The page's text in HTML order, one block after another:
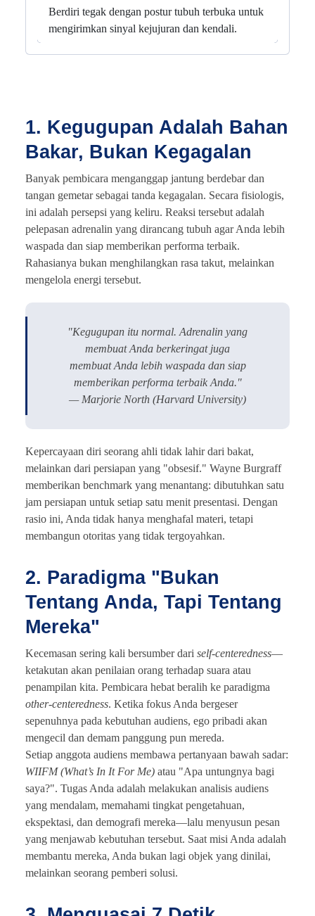
Berdiri tegak dengan postur tubuh terbuka untuk
mengirimkan sinyal kejujuran dan kendali.
1. Kegugupan Adalah Bahan
Bakar, Bukan Kegagalan
Banyak pembicara menganggap jantung berdebar dan
tangan gemetar sebagai tanda kegagalan. Secara fisiologis,
ini adalah persepsi yang keliru. Reaksi tersebut adalah
pelepasan adrenalin yang dirancang tubuh agar Anda lebih
waspada dan siap memberikan performa terbaik.
Rahasianya bukan menghilangkan rasa takut, melainkan
mengelola energi tersebut.
"Kegugupan itu normal. Adrenalin yang
membuat Anda berkeringat juga
membuat Anda lebih waspada dan siap
memberikan performa terbaik Anda."
— Marjorie North (Harvard University)
Kepercayaan diri seorang ahli tidak lahir dari bakat,
melainkan dari persiapan yang "obsesif." Wayne Burgraff
memberikan benchmark yang menantang: dibutuhkan satu
jam persiapan untuk setiap satu menit presentasi. Dengan
rasio ini, Anda tidak hanya menghafal materi, tetapi
membangun otoritas yang tidak tergoyahkan.
2. Paradigma "Bukan
Tentang Anda, Tapi Tentang
Mereka"
Kecemasan sering kali bersumber dari self-centeredness—
ketakutan akan penilaian orang terhadap suara atau
penampilan kita. Pembicara hebat beralih ke paradigma
other-centeredness. Ketika fokus Anda bergeser
sepenuhnya pada kebutuhan audiens, ego pribadi akan
mengecil dan demam panggung pun mereda.
Setiap anggota audiens membawa pertanyaan bawah sadar:
WIIFM (What’s In It For Me) atau "Apa untungnya bagi
saya?". Tugas Anda adalah melakukan analisis audiens
yang mendalam, memahami tingkat pengetahuan,
ekspektasi, dan demografi mereka—lalu menyusun pesan
yang menjawab kebutuhan tersebut. Saat misi Anda adalah
membantu mereka, Anda bukan lagi objek yang dinilai,
melainkan seorang pemberi solusi.